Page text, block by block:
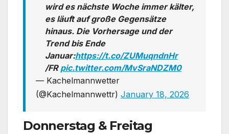
wird es nächste Woche immer kälter,
es läuft auf große Gegensätze
hinaus. Die Vorhersage und der
Trend bis Ende
Januar:https://t.co/ZUMuqndnHr
/FR pic.twitter.com/MvSraNDZM0
— Kachelmannwetter
(@Kachelmannwettr) January 18, 2026
Donnerstag & Freitag